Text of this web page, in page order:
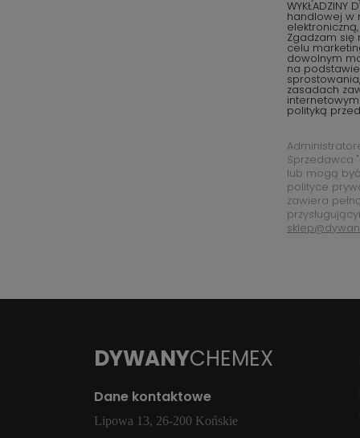
WYKŁADZINY
handlowej w
Zgadzam
celu
dowolnym
na
zasadach
polityką
Sprzedawca
lub mogą
polityce
zawiera
DYWANYCHEMEX
Dane kontaktowe
Lipowa 13, 26-200 Końskie